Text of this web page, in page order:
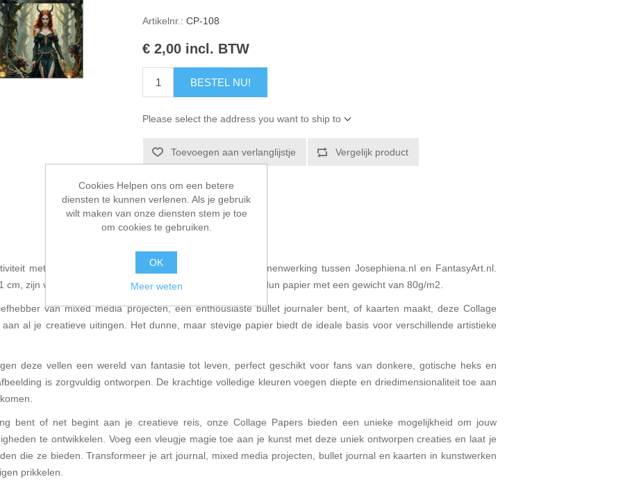
Artikelnr.: CP-108
€ 2,00 incl. BTW
BESTEL NU!
Please select the address you want to ship to
Toevoegen aan verlanglijstje Vergelijk product
E-mail een vriend
met onze Collage Papers, een meesterwerk van samenwerking tussen Josephiena.nl en FantasyArt.nl.
cm, zijn vervaardigd met zorg en gedrukt op hoogwaardig dun papier met een gewicht van 80g/m2.
van mixed media projecten, een enthousiaste bullet journaler bent, of kaarten maakt, deze Collage
al je creatieve uitingen. Het dunne, maar stevige papier biedt de ideale basis voor verschillende artistieke
deze vellen een wereld van fantasie tot leven, perfect geschikt voor fans van donkere, gotische heks en
is zorgvuldig ontworpen. De krachtige volledige kleuren voegen diepte en driedimensionaliteit toe aan
bent of net begint aan je creatieve reis, onze Collage Papers bieden een unieke mogelijkheid om jouw
te ontwikkelen. Voeg een vleugje magie toe aan je kunst met deze uniek ontworpen creaties en laat je
die ze bieden. Transformeer je art journal, mixed media projecten, bullet journal en kaarten in kunstwerken
prikkelen.
Cookies Helpen ons om een betere
diensten te kunnen verlenen. Als je gebruik
wilt maken van onze diensten stem je toe
om cookies te gebruiken.
OK
Meer weten